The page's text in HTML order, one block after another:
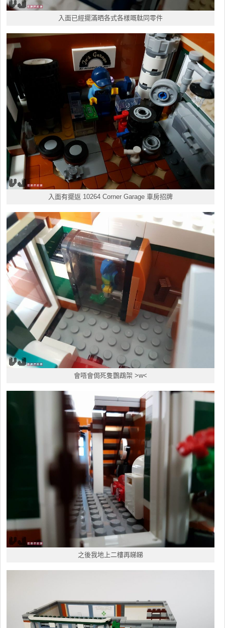
入面已經擺滿晒各式各樣嘅軚同零件
入面有擺返 10264 Corner Garage 車房招牌
會唔會侷死隻鸚鵡架 >w<
之後我地上二樓再睇睇